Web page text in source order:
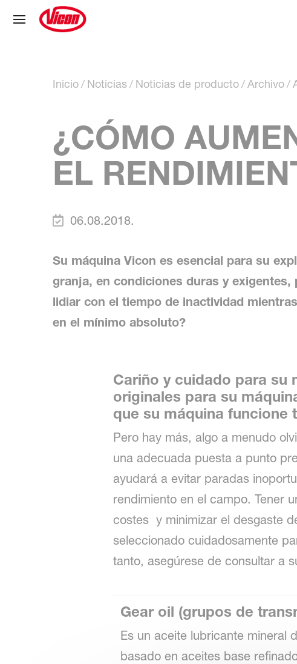
Inicio Noticias Noticias de producto Archivo
¿CÓMO
EL
06.08.2018.
Su máquina Vicon es esencial para su
granja, en condiciones duras y
lidiar con el tiempo de inactividad
en el mínimo absoluto?
Cariño y cuidado para su
originales para su
que su máquina funcione
Pero hay más, algo a menudo
una adecuada puesta a punto
ayudará a evitar paradas
rendimiento en el campo. Tener
costes y minimizar el desgaste
seleccionado cuidadosamente
tanto, asegúrese de consultar a
Gear oil (grupos de
Es un aceite lubricante mineral
basado en aceites base
Panel de gestión de cookies